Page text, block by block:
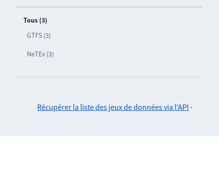
Tous (3)
GTFS (3)
NeTEx (3)
Récupérer la liste des jeux de données via l'API -